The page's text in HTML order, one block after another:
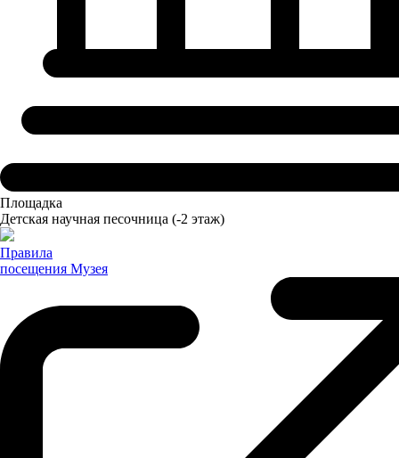
Площадка
Детская научная песочница (-2 этаж)
Правила
посещения Музея